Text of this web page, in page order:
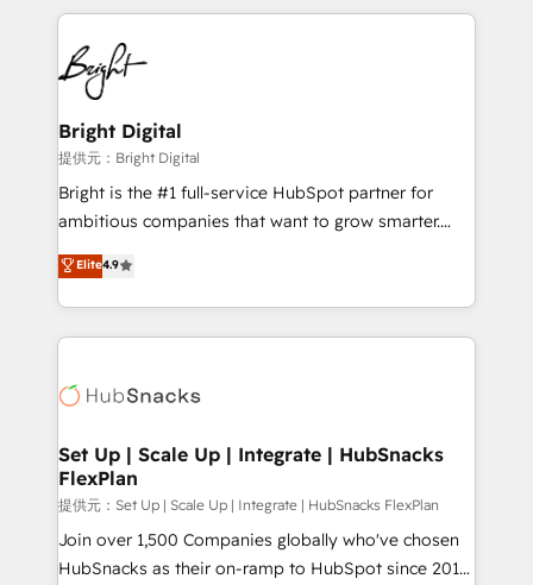
HubSpot COS Performance Award 🏆2014 HubSpot
COS Design Award 🏆2013 HubSpot Marketplace
Partner 📆Founded in 1997
automation, integration, and AI innovation to deliver
lasting impact. We specialize in: • Turnkey and end-
to-end HubSpot implementations • Onboarding for
Sales, Service, Marketing & Content Hubs • AI voice
and chat agents, predictive automation, and smart
workflows • Salesforce + HubSpot integration •
RevOps and AI-driven sales enablement • Website
design and CMS development • ERP integration: SAP,
and CRM migration from any platform •
Client/member portals built on HubSpot • Custom
WooCommerce, BuilderTrend, and more Experience
the difference — reach out to see how AI + HubSpot
Bright Digital
提供元：Bright Digital
Bright is the #1 full-service HubSpot partner for
ambitious companies that want to grow smarter.
From HubSpot onboarding, to training, from
developing a new website to lead generation and
digital marketing; we do it all (and with great
results)! In short, our services include: - HubSpot
HubSpot development: websites, custom modules,
marketing, advertising, campaigns, content and
design We connect people, data and technology to
improve customer experiences. With our bright
people, exciting ideas and can-do mentality, we
ensure revenue growth on a daily basis. So tell us
Elite4.9
Set Up | Scale Up | Integrate | HubSnacks
FlexPlan
提供元：Set Up | Scale Up | Integrate | HubSnacks FlexPlan
Join over 1,500 Companies globally who've chosen
HubSnacks as their on-ramp to HubSpot since 2014